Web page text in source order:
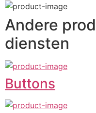
Andere
diensten
Buttons